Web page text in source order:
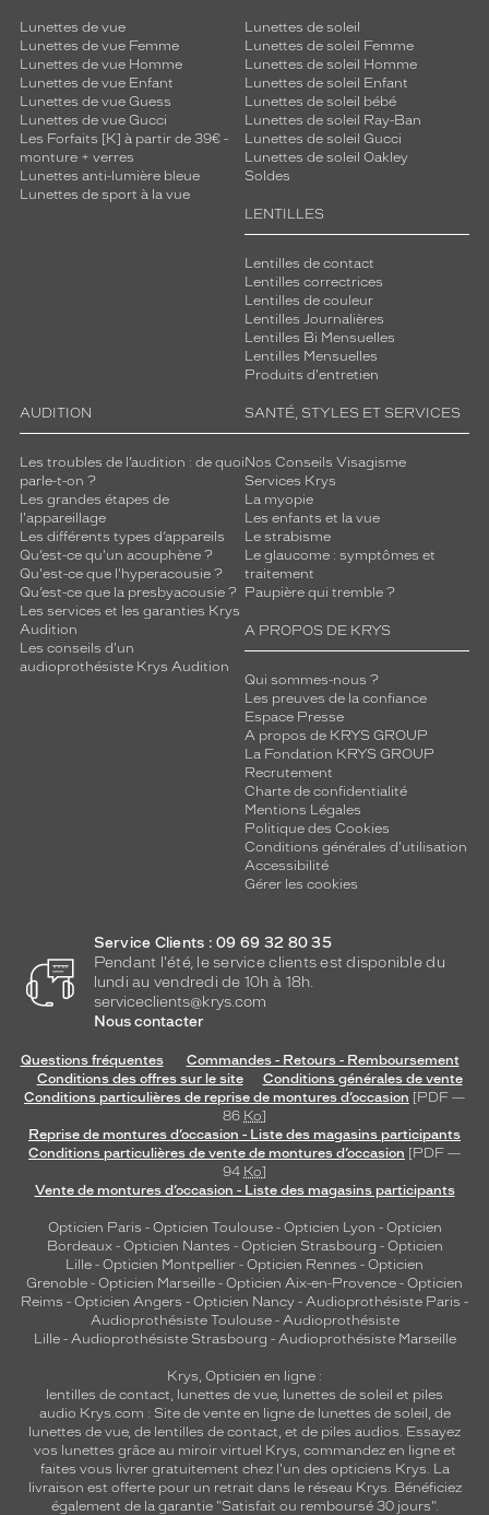
Lunettes de vue
Lunettes de vue Femme
Lunettes de vue Homme
Lunettes de vue Enfant
Lunettes de vue Guess
Lunettes de vue Gucci
Les Forfaits [K] à partir de 39€ -
monture + verres
Lunettes anti-lumière bleue
Lunettes de sport à la vue
Lunettes de soleil
Lunettes de soleil Femme
Lunettes de soleil Homme
Lunettes de soleil Enfant
Lunettes de soleil bébé
Lunettes de soleil Ray-Ban
Lunettes de soleil Gucci
Lunettes de soleil Oakley
Soldes
LENTILLES
Lentilles de contact
Lentilles correctrices
Lentilles de couleur
Lentilles Journalières
Lentilles Bi Mensuelles
Lentilles Mensuelles
Produits d'entretien
AUDITION
Les troubles de l’audition : de quoi
parle-t-on ?
Les grandes étapes de
l'appareillage
Les différents types d’appareils
Qu’est-ce qu'un acouphène ?
Qu'est-ce que l'hyperacousie ?
Qu’est-ce que la presbyacousie ?
Les services et les garanties Krys
Audition
Les conseils d'un
audioprothésiste Krys Audition
SANTÉ, STYLES ET SERVICES
Nos Conseils Visagisme
Services Krys
La myopie
Les enfants et la vue
Le strabisme
Le glaucome : symptômes et
traitement
Paupière qui tremble ?
A PROPOS DE KRYS
Qui sommes-nous ?
Les preuves de la confiance
Espace Presse
A propos de KRYS GROUP
La Fondation KRYS GROUP
Recrutement
Charte de confidentialité
Mentions Légales
Politique des Cookies
Conditions générales d'utilisation
Accessibilité
Gérer les cookies
Service Clients : 09 69 32 80 35
Pendant l'été, le service clients est disponible du
lundi au vendredi de 10h à 18h.
serviceclients@krys.com
Nous contacter
Questions fréquentes
Commandes - Retours - Remboursement
Conditions des offres sur le site
Conditions générales de vente
Conditions particulières de reprise de montures d’occasion [PDF —
86 Ko]
Reprise de montures d’occasion - Liste des magasins participants
Conditions particulières de vente de montures d’occasion [PDF —
94 Ko]
Vente de montures d’occasion - Liste des magasins participants
Opticien Paris - Opticien Toulouse- Opticien Lyon - Opticien
Bordeaux- Opticien Nantes - Opticien Strasbourg - Opticien
Lille - Opticien Montpellier - Opticien Rennes - Opticien
Grenoble - Opticien Marseille - Opticien Aix-en-Provence - Opticien
Reims - Opticien Angers - Opticien Nancy - Audioprothésiste Paris -
Audioprothésiste Toulouse- Audioprothésiste
Lille- Audioprothésiste Strasbourg - Audioprothésiste Marseille
Krys, Opticien en ligne :
lentilles de contact, lunettes de vue, lunettes de soleil et piles
audio Krys.com : Site de vente en ligne de lunettes de soleil, de
lunettes de vue, de lentilles de contact, et de piles audios. Essayez
vos lunettes grâce au miroir virtuel Krys, commandez en ligne et
faites vous livrer gratuitement chez l'un des opticiens Krys. La
livraison est offerte pour un retrait dans le réseau Krys. Bénéficiez
également de la garantie "Satisfait ou remboursé 30 jours".